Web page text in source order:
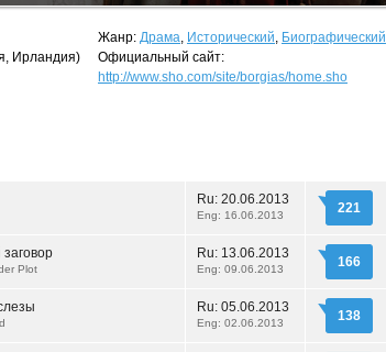
Ирландия)
Жанр: Драма, Исторический, Биографический
Официальный сайт:
http://www.sho.com/site/borgias/home.sho
Ru: 20.06.2013
Eng: 16.06.2013 221
Plot
Ru: 13.06.2013
Eng: 09.06.2013 166
Ru: 05.06.2013
Eng: 02.06.2013 138